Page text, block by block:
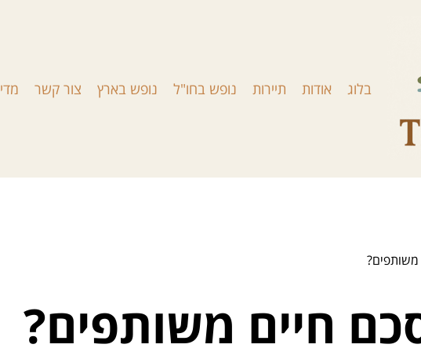
בלוג אודות תיירות נופש בחו"ל נופש בארץ צור קשר
חיים משותפים?